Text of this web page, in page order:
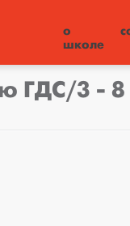
о
школе
ГДС/3 - 8